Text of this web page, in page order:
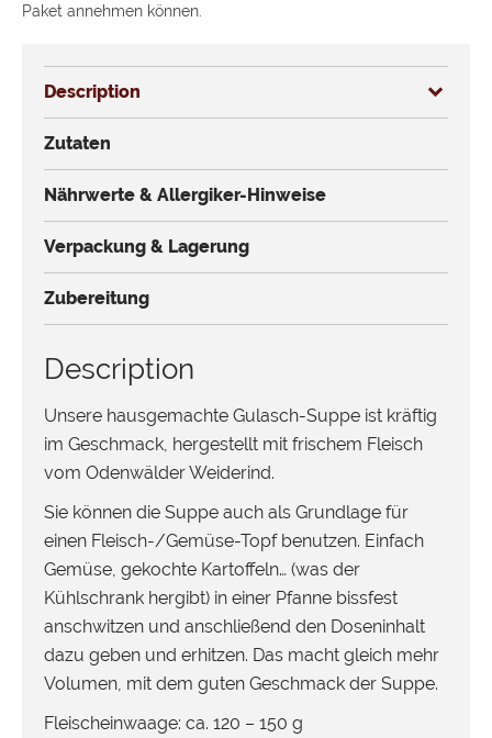
Paket annehmen können.
Description
Zutaten
Nährwerte & Allergiker-Hinweise
Verpackung & Lagerung
Zubereitung
Description
Unsere hausgemachte Gulasch-Suppe ist kräftig
im Geschmack, hergestellt mit frischem Fleisch
vom Odenwälder Weiderind.
Sie können die Suppe auch als Grundlage für
einen Fleisch-/Gemüse-Topf benutzen. Einfach
Gemüse, gekochte Kartoffeln… (was der
Kühlschrank hergibt) in einer Pfanne bissfest
anschwitzen und anschließend den Doseninhalt
dazu geben und erhitzen. Das macht gleich mehr
Volumen, mit dem guten Geschmack der Suppe.
Fleischeinwaage: ca. 120 – 150 g